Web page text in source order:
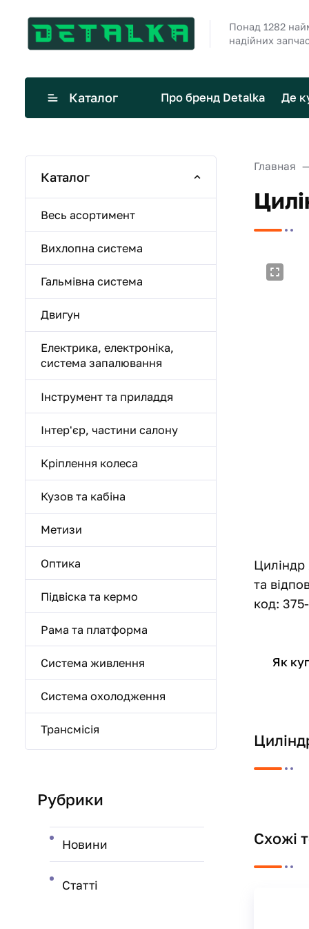
Понад 1282
надійних
Каталог Про бренд Detalka Де
Главная
та
код:
Як
Схожі
Каталог
Весь асортимент
Вихлопна система
Гальмівна система
Двигун
Електрика, електроніка,
система запалювання
Інструмент та приладдя
Інтер'єр, частини салону
Кріплення колеса
Кузов та кабіна
Метизи
Оптика
Підвіска та кермо
Рама та платформа
Система живлення
Система охолодження
Трансмісія
Рубрики
Новини
Статті